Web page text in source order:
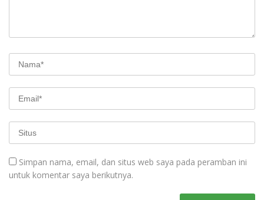
Simpan nama, email, dan situs web saya pada peramban ini
untuk komentar saya berikutnya.